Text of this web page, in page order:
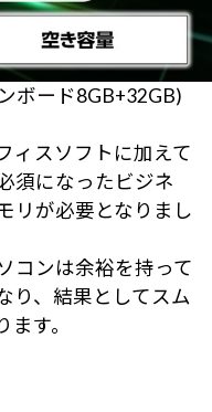
ボード8GB+32GB)
ィスソフトに加えて
須になったビジネ
リが必要となりまし
コンは余裕を持って
り、結果としてスム
す。